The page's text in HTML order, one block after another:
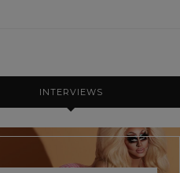
INTERVIEWS